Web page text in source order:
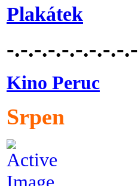
Plakátek
-.-.-.-.-.-.-.-.-.-
Kino Peruc
Srpen